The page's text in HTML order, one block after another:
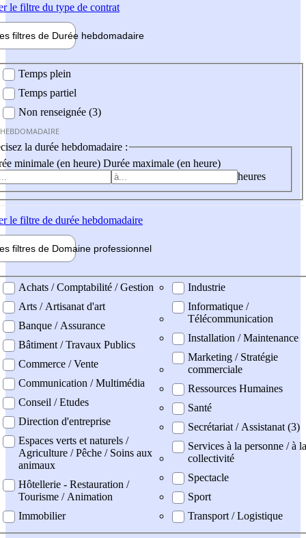
le filtre du type de contrat
filtres de Durée hebdomadaire
Temps plein
Temps partiel
Non renseignée (3)
la durée hebdomadaire :
minimale (en heure) Durée maximale (en heure)
heures
le filtre de durée hebdomadaire
filtres de Domaine professionnel
professionel
Achats / Comptabilité / Gestion
Arts / Artisanat d'art
Banque / Assurance
Bâtiment / Travaux Publics
Commerce / Vente
Communication / Multimédia
Conseil / Etudes
Direction d'entreprise
Espaces verts et naturels /
Agriculture / Pêche / Soins aux
animaux
Hôtellerie - Restauration /
Tourisme / Animation
Immobilier
Industrie
Informatique /
Télécommunication
Installation / Maintenance
Marketing / Stratégie
commerciale
Ressources Humaines
Santé
Secrétariat / Assistanat (3)
Services à la personne / à la
collectivité
Spectacle
Sport
Transport / Logistique